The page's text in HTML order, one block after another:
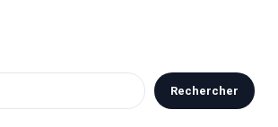
Rechercher